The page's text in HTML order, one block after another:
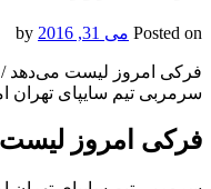
Posted on می 31, 2016
فرکی امروز لیست می‌دهد /
سرمربی تیم سایپای تهران
فرکی امروز لیست